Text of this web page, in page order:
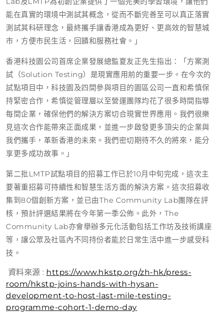
能在真實的環境中測試其概念，從而不斷完善至可以真正落實
測試其科研理念，最終攜手讓香港成為更好、更高效的智慧城
市，方便市民生活，回饋和服務社會。」
香港科技園公司首席企業發展總監夏友正先生指出：「方案測
試（Solution Testing）是現實應用前的重要一步。在今次的
試點項目中，科技園及四間參與項目的園區公司一直和希慎保
持緊密合作，希慎從管理層以至營運團隊均花了很多時間指導
每間企業，確保他們的解決方案切合現實世界應用。我們很樂
見這次合作能帶來正面成果，並進一步啟發更多頂尖的企業與
我們攜手，革新香港的未來。我們密切期待不久的將來，能分
享更多成功故事。」
第二批LMTP試點項目的招募工作已於10月中旬完成，這次主
要著重招募可持續性和智慧生活方面的解決方案。這次招募收
集到80個創新方案，並已由The Community Lab團隊在評
核，預計評選結果將在今年第一季公佈。此外，The
Community Lab亦會舉辦多元化活動包括工作坊及技術講座
等，讓公眾及社區內不同持份者能於日常生活中進一步感受科
技。
資料來源 : https://www.hkstp.org/zh-hk/press-
room/hkstp-joins-hands-with-hysan-
development-to-host-last-mile-testing-
programme-cohort-1-demo-day